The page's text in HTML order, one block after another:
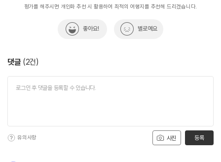
평가를 해주시면 개인화 추천 시 활용하여 최적의 여행지를 추천해 드리겠습니다.
좋아요! 별로예요
댓글 (2건)
사진
유의사항 등록